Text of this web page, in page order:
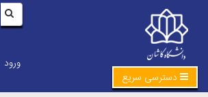
ورود
دسترسی سریع